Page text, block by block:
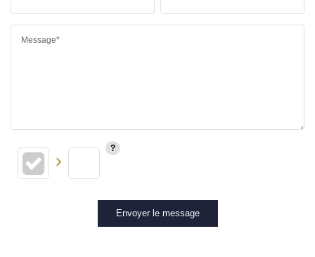
Message*
Envoyer le message